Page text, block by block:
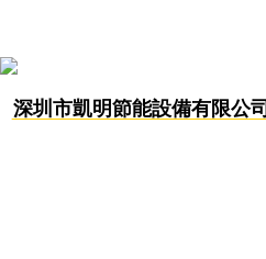
深圳市凱明節能設備有限公司